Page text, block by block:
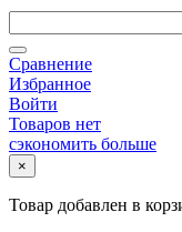
Сравнение
Избранное
Войти
Товаров нет
сэкономить больше
×
Товар добавлен в